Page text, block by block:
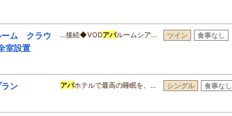
ーム クラウ
室設置
…接続◆VODアパルームシア… ツイン 食事なし
ラン アパホテルで最高の睡眠を、… シングル 食事なし